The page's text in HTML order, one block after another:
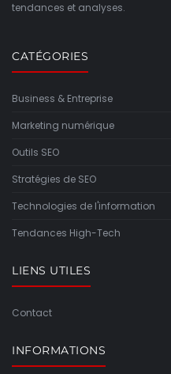
tendances et analyses.
CATÉGORIES
Business & Entreprise
Marketing numérique
Outils SEO
Stratégies de SEO
Technologies de l'information
Tendances High-Tech
LIENS UTILES
Contact
INFORMATIONS